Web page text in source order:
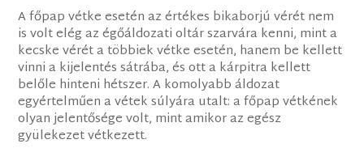
A főpap vétke esetén az értékes bikaborjú vérét nem
is volt elég az égőáldozati oltár szarvára kenni, mint a
kecske vérét a többiek vétke esetén, hanem be kellett
vinni a kijelentés sátrába, és ott a kárpitra kellett
belőle hinteni hétszer. A komolyabb áldozat
egyértelműen a vétek súlyára utalt: a főpap vétkének
olyan jelentősége volt, mint amikor az egész
gyülekezet vétkezett.